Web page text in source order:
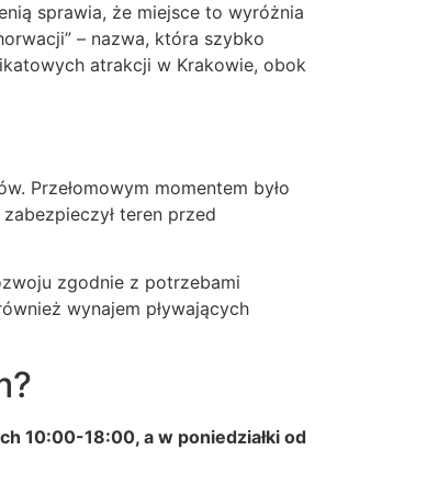
sprawia, że miejsce to wyróżnia
– nazwa, która szybko
atrakcji w Krakowie, obok
Przełomowym momentem było
teren przed
zgodnie z potrzebami
wynajem pływających
10:00-18:00, a w poniedziałki od